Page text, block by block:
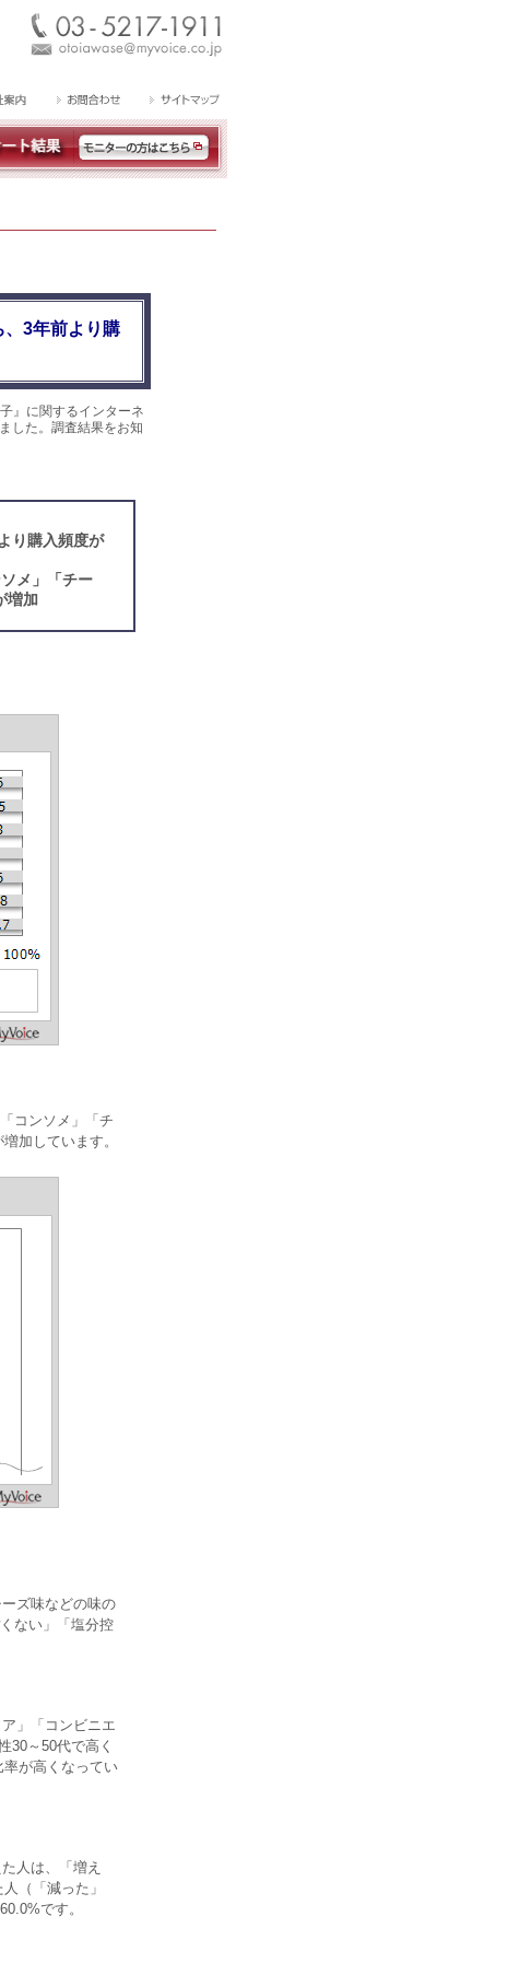
、3年前より購
』に関するインターネ
した。調査結果をお知
り購入頻度が
メ」「チー
増加
コンソメ」「チ
加しています。
ズ味などの味の
ない」「塩分控
」「コンビニエ
30～50代で高く
が高くなってい
人は、「増え
（「減った」
です。